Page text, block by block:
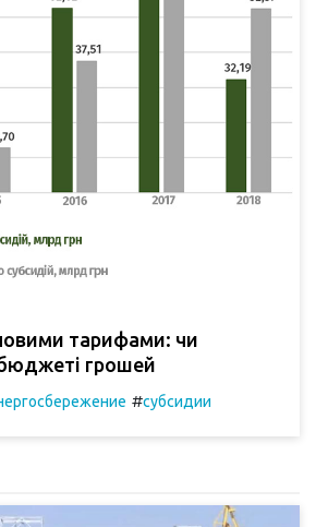
тарифами: чи
грошей
#субсидии